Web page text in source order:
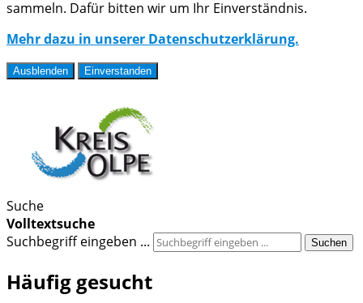
sammeln. Dafür bitten wir um Ihr Einverständnis.
Mehr dazu in unserer Datenschutzerklärung.
Ausblenden Einverstanden
Suche
Volltextsuche
Suchbegriff eingeben ...
Suchen
Häufig gesucht